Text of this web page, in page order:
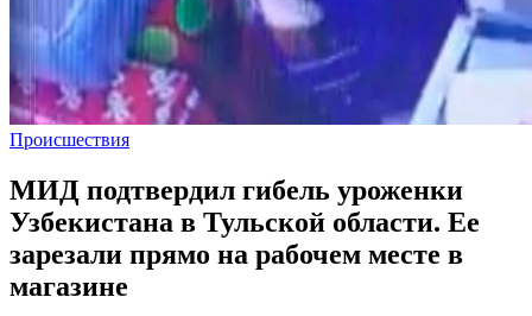
Происшествия
МИД подтвердил гибель уроженки
Узбекистана в Тульской области. Ее
зарезали прямо на рабочем месте в
магазине